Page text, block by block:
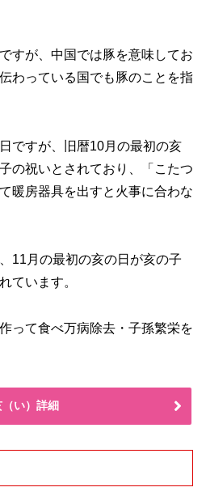
すが、中国では豚を意味してお
わっている国でも豚のことを指
ですが、旧暦10月の最初の亥
の祝いとされており、「こたつ
暖房器具を出すと火事に合わな
11月の最初の亥の日が亥の子
ています。
って食べ万病除去・子孫繁栄を
（い）詳細